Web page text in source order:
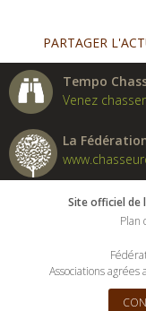
PARTAGER
Tempo
Venez
La
Site officiel de
Plan
Associations